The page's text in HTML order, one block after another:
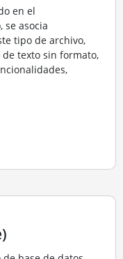
en el
se asocia
tipo de archivo,
texto sin formato,